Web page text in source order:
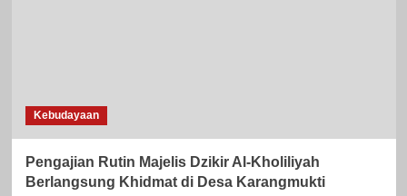
Kebudayaan
Pengajian Rutin Majelis Dzikir Al-Kholiliyah
Berlangsung Khidmat di Desa Karangmukti